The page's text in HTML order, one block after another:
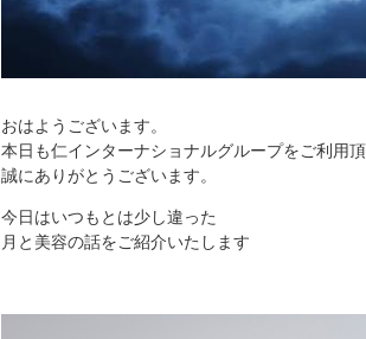
おはようございます。
本日も仁インターナショナルグループをご利用
誠にありがとうございます。
今日はいつもとは少し違った
月と美容の話をご紹介いたします